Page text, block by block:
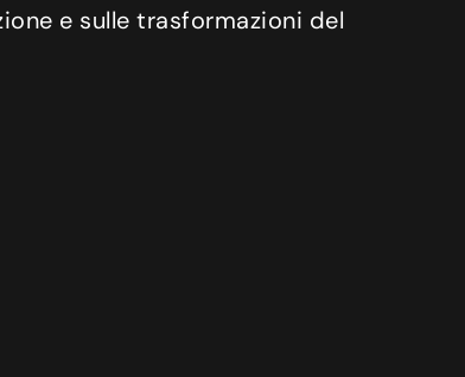
e sulle trasformazioni del